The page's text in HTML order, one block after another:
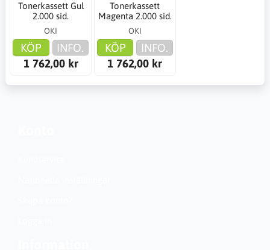
Tonerkassett Gul
2.000 sid.
OKI
KÖP
INFO.
1 762,00 kr
Tonerkassett
Magenta 2.000 sid.
OKI
KÖP
INFO.
1 762,00 kr